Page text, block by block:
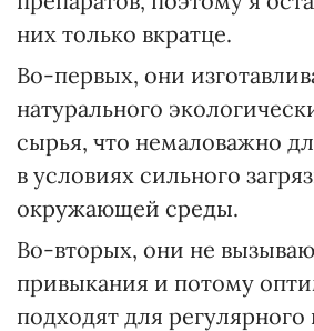
них только вкратце.
Во-первых, они
натурального
сырья, что немаловажно
в условиях сильного
окружающей среды.
Во-вторых, они не
привыкания и потому
подходят для